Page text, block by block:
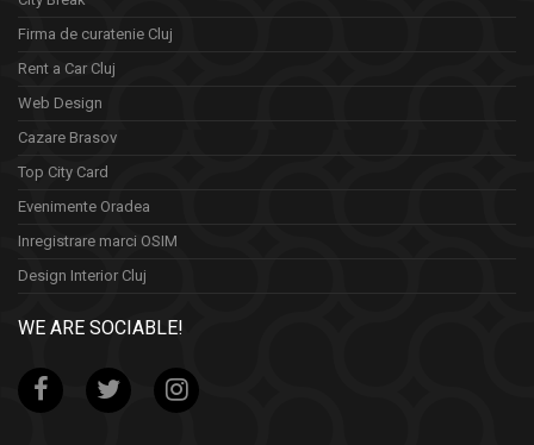
Firma de curatenie Cluj
Rent a Car Cluj
Web Design
Cazare Brasov
Top City Card
Evenimente Oradea
Inregistrare marci OSIM
Design Interior Cluj
WE ARE SOCIABLE!